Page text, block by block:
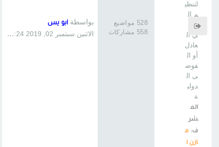
لتنظي
م ال
دول
ي ال
عادل
أو ال
فوض
ى ال
دولي
ة
الم
شر
ف: م
ازن ا
528 مواضيع
558 مشاركات
بواسطة ابو يس
الاثنين سبتمبر 02, 2019 1:24 pm